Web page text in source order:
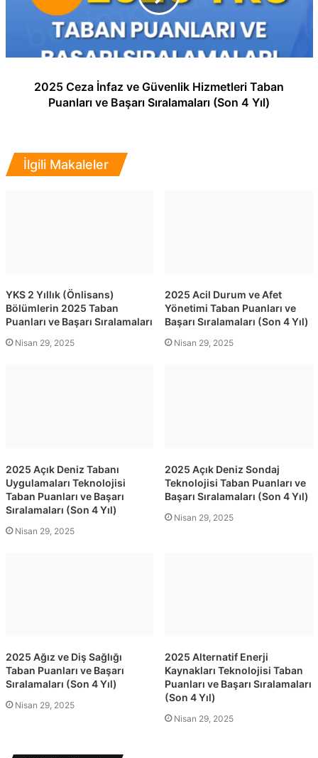
2025 Ceza İnfaz ve Güvenlik Hizmetleri Taban
Puanları ve Başarı Sıralamaları (Son 4 Yıl)
İlgili Makaleler
YKS 2 Yıllık (Önlisans)
Bölümlerin 2025 Taban
Puanları ve Başarı Sıralamaları
Nisan 29, 2025
2025 Acil Durum ve Afet
Yönetimi Taban Puanları ve
Başarı Sıralamaları (Son 4 Yıl)
Nisan 29, 2025
2025 Açık Deniz Tabanı
Uygulamaları Teknolojisi
Taban Puanları ve Başarı
Sıralamaları (Son 4 Yıl)
Nisan 29, 2025
2025 Açık Deniz Sondaj
Teknolojisi Taban Puanları ve
Başarı Sıralamaları (Son 4 Yıl)
Nisan 29, 2025
2025 Ağız ve Diş Sağlığı
Taban Puanları ve Başarı
Sıralamaları (Son 4 Yıl)
Nisan 29, 2025
2025 Alternatif Enerji
Kaynakları Teknolojisi Taban
Puanları ve Başarı Sıralamaları
(Son 4 Yıl)
Nisan 29, 2025